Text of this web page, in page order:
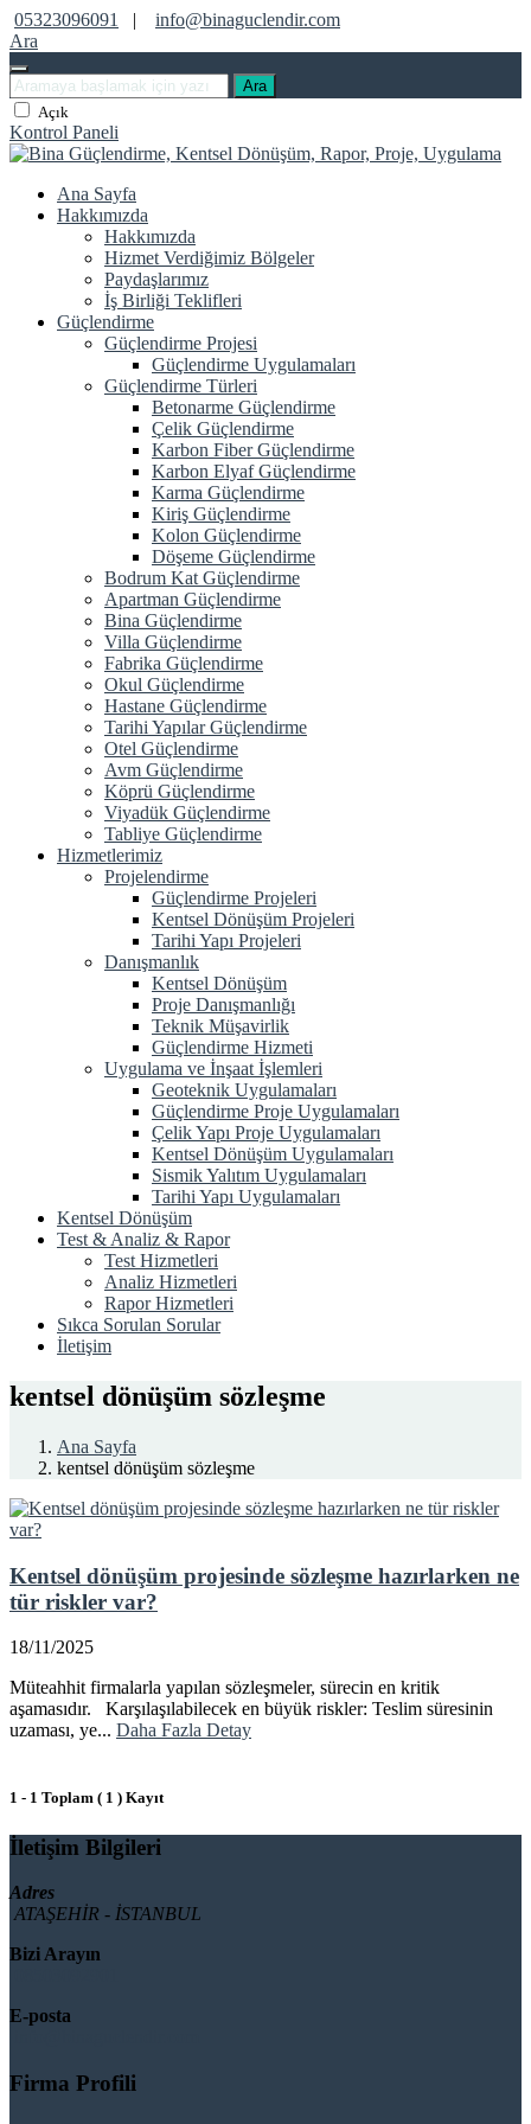
05323096091 |
info@binaguclendir.com
Ara
Ara
Açık
Kontrol Paneli
Ana Sayfa
Hakkımızda
Hakkımızda
Hizmet Verdiğimiz Bölgeler
Paydaşlarımız
İş Birliği Teklifleri
Güçlendirme
Güçlendirme Projesi
Güçlendirme Uygulamaları
Güçlendirme Türleri
Betonarme Güçlendirme
Çelik Güçlendirme
Karbon Fiber Güçlendirme
Karbon Elyaf Güçlendirme
Karma Güçlendirme
Kiriş Güçlendirme
Kolon Güçlendirme
Döşeme Güçlendirme
Bodrum Kat Güçlendirme
Apartman Güçlendirme
Bina Güçlendirme
Villa Güçlendirme
Fabrika Güçlendirme
Okul Güçlendirme
Hastane Güçlendirme
Tarihi Yapılar Güçlendirme
Otel Güçlendirme
Avm Güçlendirme
Köprü Güçlendirme
Viyadük Güçlendirme
Tabliye Güçlendirme
Hizmetlerimiz
Projelendirme
Güçlendirme Projeleri
Kentsel Dönüşüm Projeleri
Tarihi Yapı Projeleri
Danışmanlık
Kentsel Dönüşüm
Proje Danışmanlığı
Teknik Müşavirlik
Güçlendirme Hizmeti
Uygulama ve İnşaat İşlemleri
Geoteknik Uygulamaları
Güçlendirme Proje Uygulamaları
Çelik Yapı Proje Uygulamaları
Kentsel Dönüşüm Uygulamaları
Sismik Yalıtım Uygulamaları
Tarihi Yapı Uygulamaları
Kentsel Dönüşüm
Test & Analiz & Rapor
Test Hizmetleri
Analiz Hizmetleri
Rapor Hizmetleri
Sıkca Sorulan Sorular
İletişim
kentsel dönüşüm sözleşme
Ana Sayfa
kentsel dönüşüm sözleşme
Kentsel dönüşüm projesinde sözleşme hazırlarken ne
tür riskler var?
18/11/2025
Müteahhit firmalarla yapılan sözleşmeler, sürecin en kritik
aşamasıdır. Karşılaşılabilecek en büyük riskler: Teslim süresinin
uzaması, ye... Daha Fazla Detay
1 - 1 Toplam ( 1 ) Kayıt
İletişim Bilgileri
Adres
ATAŞEHİR - İSTANBUL
Bizi Arayın
E-posta
Firma Profili